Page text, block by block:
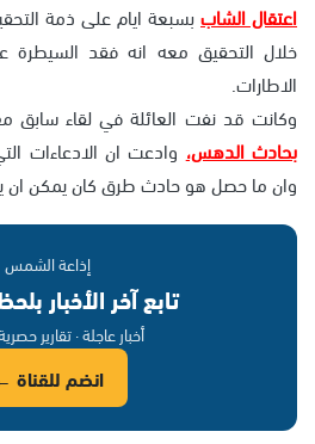
اعتقال الشاببسبعة ايام على ذمة
خلال التحقيق معه انه فقد السيطرة
الاطارات.
وكانت قد نفت العائلة في لقاء
بحادث الدهس، وادعت ان الادعاءات
وان ما حصل هو حادث طرق كان يمكن ان
إذاعة الشمس
تابع آخر الأخبار
أخبار عاجلة · تقارير
انضم للقناة